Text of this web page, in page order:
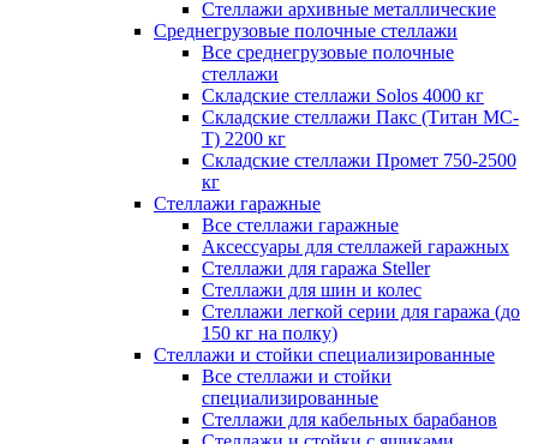
Стеллажи архивные металлические
Среднегрузовые полочные стеллажи
Все среднегрузовые полочные
стеллажи
Складские стеллажи Solos 4000 кг
Складские стеллажи Пакс (Титан МС-
Т) 2200 кг
Складские стеллажи Промет 750-2500
кг
Стеллажи гаражные
Все стеллажи гаражные
Аксессуары для стеллажей гаражных
Стеллажи для гаража Steller
Стеллажи для шин и колес
Стеллажи легкой серии для гаража (до
150 кг на полку)
Стеллажи и стойки специализированные
Все стеллажи и стойки
специализированные
Стеллажи для кабельных барабанов